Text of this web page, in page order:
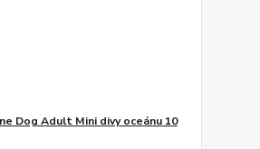
Dog Adult Mini divy oceánu 10